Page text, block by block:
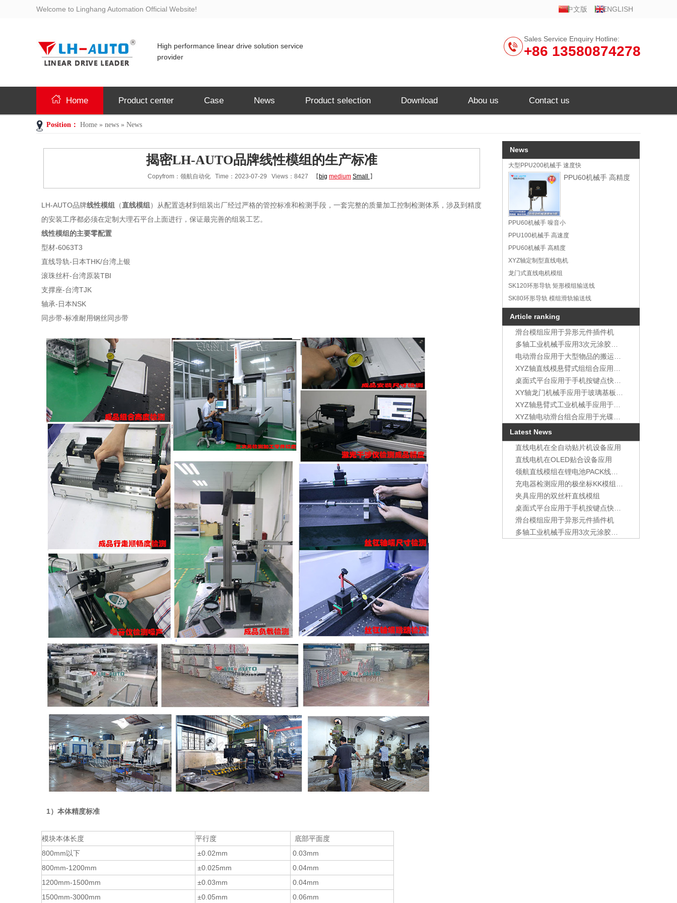
Welcome to Linghang Automation Official Website! 中文版 ENGLISH
Sales Service Enquiry Hotline:
+86 13580874278
High performance linear drive solution service
provider
Home Product center Case News Product selection Download Abou us Contact us
Position： Home » news » News
揭密LH-AUTO品牌线性模组的生产标准
Copyfrom：领航自动化 Time：2023-07-29 Views：8427 【 big medium Small 】
LH-AUTO品牌线性模组 （直线模组 ）从配置选材到组装出厂经过严格的管控标准和检测手段，一套完整的质量加工控制检测体系，涉及到精度
的安装工序都必须在定制大理石平台上面进行，保证最完善的组装工艺。
线性模组的主要零配置
型材-6063T3
直线导轨-日本THK/台湾上银
滚珠丝杆-台湾原装TBI
支撑座-台湾TJK
轴承-日本NSK
同步带-标准耐用钢丝同步带
1）本体精度标准
模块本体长度 平行度
底部平面度
800mm以下
±0.02mm
0.03mm
800mm-1200mm
±0.025mm 0.04mm
1200mm-1500mm ±0.03mm 0.04mm
1500mm-3000mm
±0.05mm 0.06mm
News
大型PPU200机械手 速度快
PPU60机械手 高精度
PPU60机械手 噪音小
PPU100机械手 高速度
PPU60机械手 高精度
XYZ轴定制型直线电机
龙门式直线电机模组
SK120环形导轨 矩形模组输送线
SK80环形导轨 模组滑轨输送线
Article ranking
滑台模组应用于异形元件插件机
Latest News
直线电机在全自动贴片机设备应用
直线电机在OLED贴合设备应用
夹具应用的双丝杆直线模组
滑台模组应用于异形元件插件机